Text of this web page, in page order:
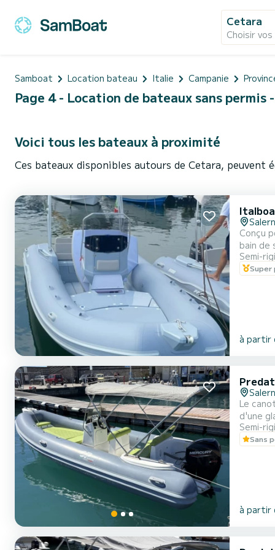
Cetara
Choisir
Samboat Location bateau Italie Campanie
Page 4 - Location de bateaux sans permis
Voici tous les bateaux à proximité
Ces bateaux disponibles autours de Cetara, peuvent
Conçu
bain de
Semi-
à partir
Le
d'une
Semi-
Sans
à partir